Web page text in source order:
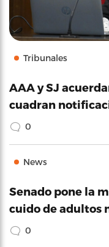
Tribunales
AAA y SJ
cuadran
0
News
Senado pone la
cuido de adultos
0